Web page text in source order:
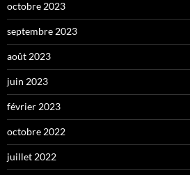
octobre 2023
septembre 2023
août 2023
juin 2023
février 2023
octobre 2022
juillet 2022